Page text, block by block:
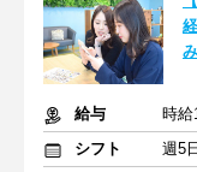
給与
時給
シフト
週5